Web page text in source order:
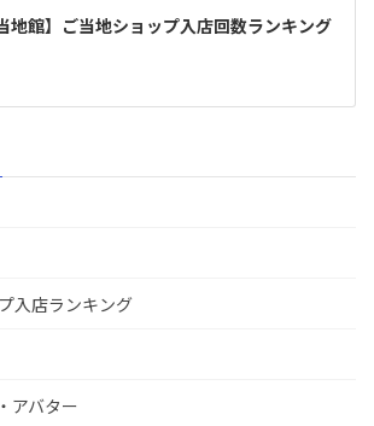
地館】ご当地ショップ入店回数ランキング
入店ランキング
アバター